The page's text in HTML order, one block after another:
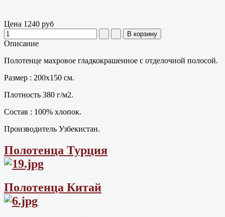
Цена 1240 руб
Описание
Полотенце махровое гладкокрашенное с отделочной полосой.
Размер : 200х150 см.
Плотность 380 г/м2.
Состав : 100% хлопок.
Производитель Узбекистан.
Полотенца Турция
Полотенца Китай